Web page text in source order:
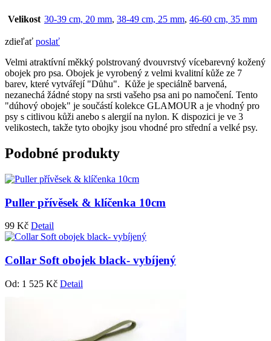
Velikost 30-39 cm, 20 mm, 38-49 cm, 25 mm, 46-60 cm, 35 mm
zdieľať poslať
Velmi atraktívní měkký polstrovaný dvouvrstvý vícebarevný kožený
obojek pro psa. Obojek je vyrobený z velmi kvalitní kůže ze 7
barev, které vytvářejí "Důhu". Kůže je speciálně barvená,
nezanechá žádné stopy na srsti vašeho psa ani po namočení. Tento
"dúhový obojek" je součástí kolekce GLAMOUR a je vhodný pro
psy s citlivou kůži anebo s alergií na nylon. K dispozici je ve 3
velikostech, takže tyto obojky jsou vhodné pro střední a velké psy.
Podobné produkty
Puller přívěsek & klíčenka 10cm
99 Kč Detail
Collar Soft obojek black- vybíjený
Od: 1 525 Kč Detail